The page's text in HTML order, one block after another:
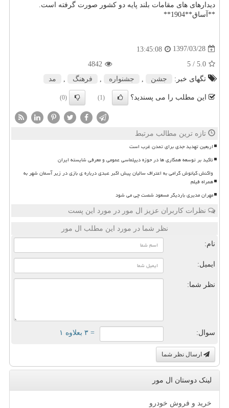
دیدارهای های مقامات بلند پایه دو كشور صورت گرفته است.
**آساق**1904**
1397/03/28
13:45:08
5.0
/ 5
4842
تگهای خبر:
جشن جشنواره فرهنگ مد
این مطلب را می پسندید؟ (1)
(0)
تازه ترین مطالب مرتبط
اربعین تهدید جدی برای تمدن غرب است
تاکید بر توسعه همکاری ها در حوزه دیپلماسی عمومی و معرفی شایسته ایران
واکنش کیانوش گرامی به اعتراف سالیان پیش اکبر عبدی درباره ی بازی در زیر آسمان شهر به
همراه فیلم
مهران مدیری باردیگر مسعود شصت چی می شود
نظرات کاربران عزیز ال مور در مورد این پست
نظر شما در مورد این مطلب ال مور
نام:
ایمیل:
نظر شما:
سوال: = ۳ بعلاوه ۱
ارسال نظر شما
لینک دوستان ال مور
خرید و فروش خودرو